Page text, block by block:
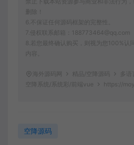
删除！
6.不保证任何源码框架的完整性。
7.侵权联系邮箱：188773464@qq.com
8.若您最终确认购买，则视为您100%认
内容。
海外源码网 精品/空降源码
多语
空降系统/系统彩/前端vue
https://
空降源码